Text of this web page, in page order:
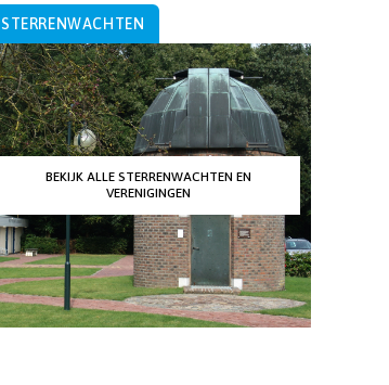
STERRENWACHTEN
BEKIJK ALLE STERRENWACHTEN EN
VERENIGINGEN